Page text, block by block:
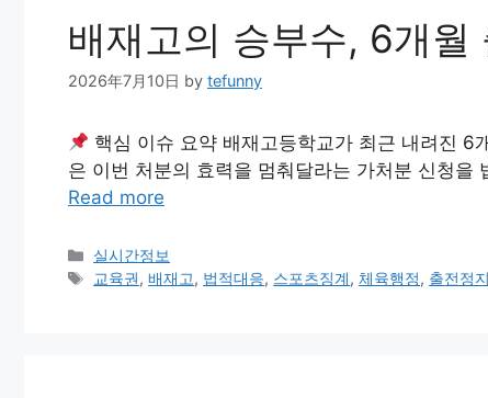
배재고의 승부수, 6개월
2026年7月10日 by tefunny
핵심 이슈 요약 배재고등학교가 최근 내려진 6
은 이번 처분의 효력을 멈춰달라는 가처분 신청
Read more
Categories
실시간정보
Tags
교육권,배재고, 법적대응, 스포츠징계, 체육행정, 출전정지